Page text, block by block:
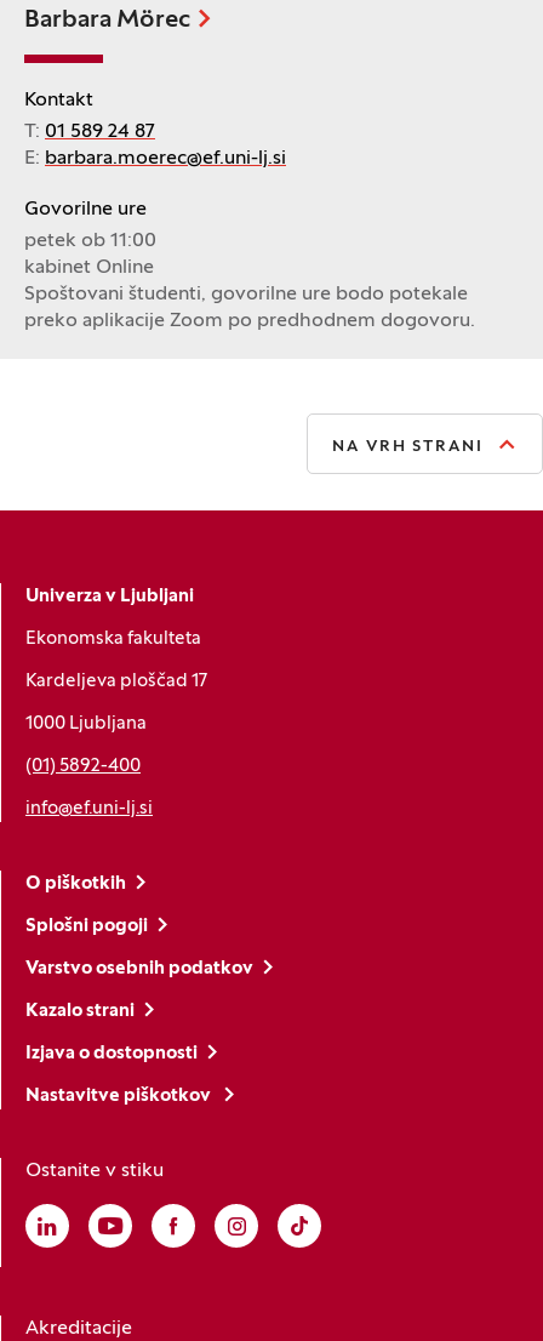
Barbara Mörec
Kontakt
T: 01 589 24 87
E: barbara.moerec@ef.uni-lj.si
Govorilne ure
petek ob 11:00
kabinet Online
Spoštovani študenti, govorilne ure bodo potekale
preko aplikacije Zoom po predhodnem dogovoru.
NA VRH STRANI
Univerza v Ljubljani
Ekonomska fakulteta
Kardeljeva ploščad 17
1000 Ljubljana
(01) 5892-400
info@ef.uni-lj.si
O piškotkih
Splošni pogoji
Varstvo osebnih podatkov
Kazalo strani
Izjava o dostopnosti
Nastavitve piškotkov
Ostanite v stiku
Linkedin
(Odpre se v novem oknu)
Youtube
(Odpre se v novem oknu)
Facebook
(Odpre se v novem oknu)
Instagram
(Odpre se v novem oknu)
TikTok
(Odpre se v novem oknu)
Akreditacije